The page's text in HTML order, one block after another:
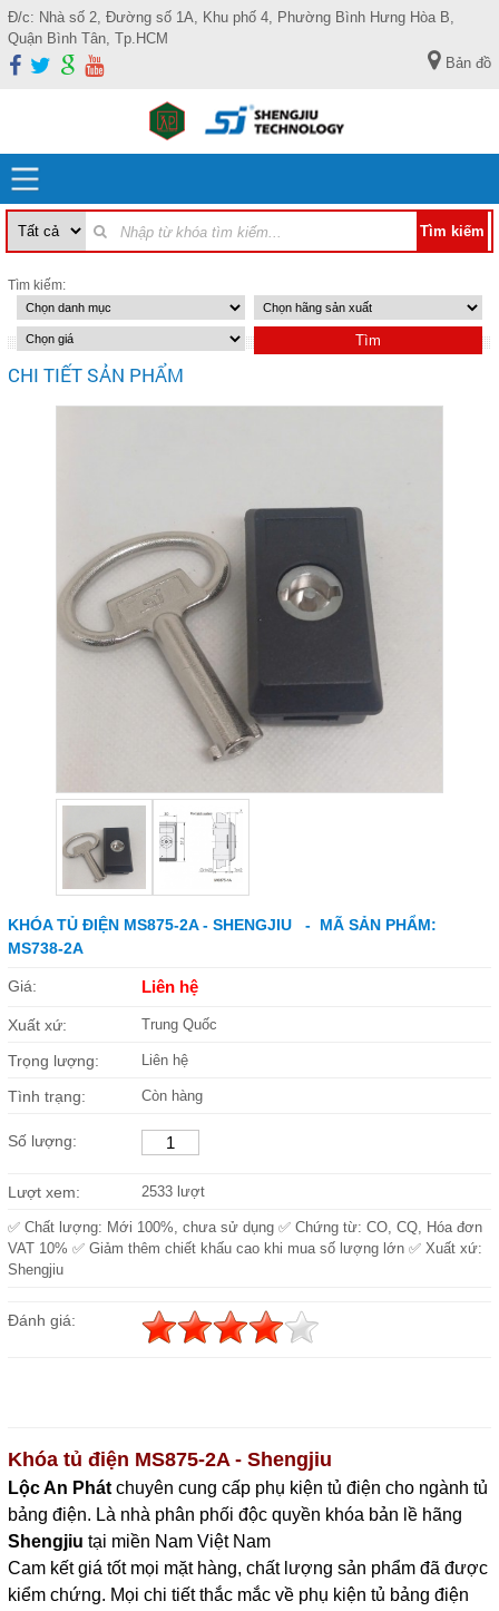
Đ/c: Nhà số 2, Đường số 1A, Khu phố 4, Phường Bình Hưng Hòa B,
Quận Bình Tân, Tp.HCM
Bản đồ
Tìm kiếm:
CHI TIẾT SẢN PHẨM
KHÓA TỦ ĐIỆN MS875-2A - SHENGJIU - MÃ SẢN PHẨM:
MS738-2A
Giá: Liên hệ
Xuất xứ: Trung Quốc
Trọng lượng: Liên hệ
Tình trạng: Còn hàng
Số lượng:
Lượt xem: 2533 lượt
✅ Chất lượng: Mới 100%, chưa sử dụng ✅ Chứng từ: CO, CQ, Hóa đơn
VAT 10% ✅ Giảm thêm chiết khấu cao khi mua số lượng lớn ✅ Xuất xứ:
Shengjiu
Đánh giá:
Khóa tủ điện MS875-2A - Shengjiu
Lộc An Phátchuyên cung cấp phụ kiện tủ điện cho ngành tủ
Shengjiu tại miền Nam Việt Nam
Cam kết giá tốt mọi mặt hàng, chất lượng sản phẩm đã được
kiểm chứng. Mọi chi tiết thắc mắc về phụ kiện tủ bảng điện